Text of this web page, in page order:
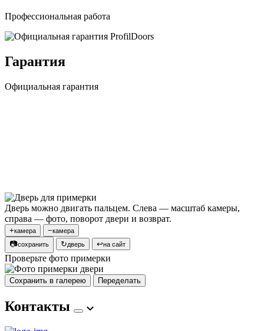
Профессиональная работа
Гарантия
Официальная гарантия
Дверь можно двигать пальцем. Слева — масштаб камеры,
справа — фото, поворот двери и возврат.
+камера −камера
📷сохранить ↻дверь ↩на сайт
Проверьте фото примерки
Сохранить в галерею Переделать
Контакты